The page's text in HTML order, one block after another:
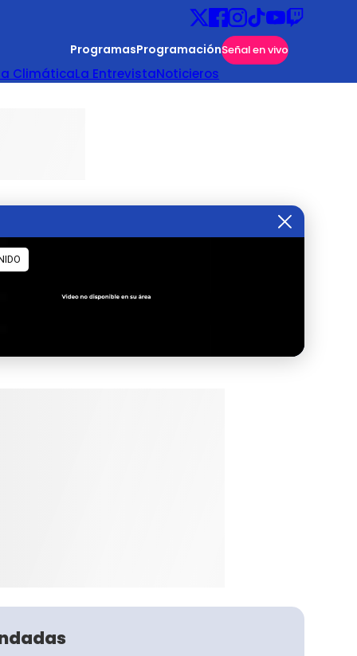
ProgramasProgramaciónSeñal en vivo
ClimáticaLa EntrevistaNoticieros